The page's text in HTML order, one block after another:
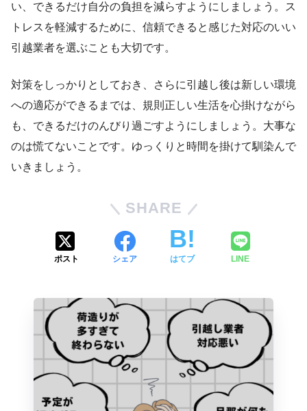
い、できるだけ自分の負担を減らすようにしましょう。ス
トレスを軽減するために、信頼できると感じた対応のいい
引越業者を選ぶことも大切です。
対策をしっかりとしておき、さらに引越し後は新しい環境
への適応ができるまでは、規則正しい生活を心掛けながら
も、できるだけのんびり過ごすようにしましょう。大事な
のは慌てないことです。ゆっくりと時間を掛けて馴染んで
いきましょう。
SHARE
ポスト シェア はてブ LINE